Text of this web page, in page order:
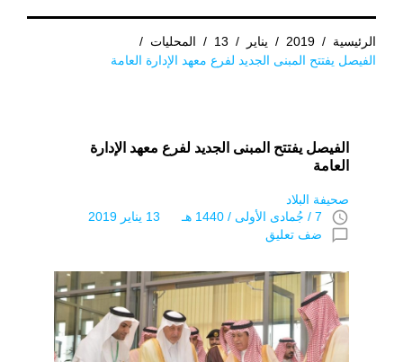
الرئيسية /
2019
/ يناير /
13
/ المحليات /
الفيصل يفتتح المبنى الجديد لفرع معهد الإدارة العامة
الفيصل يفتتح المبنى الجديد لفرع معهد الإدارة
العامة
صحيفة البلاد
access_time 7 / جُمادى اﻷولى / 1440 هـ 13 يناير 2019
chat_bubble_outline ضف تعليق